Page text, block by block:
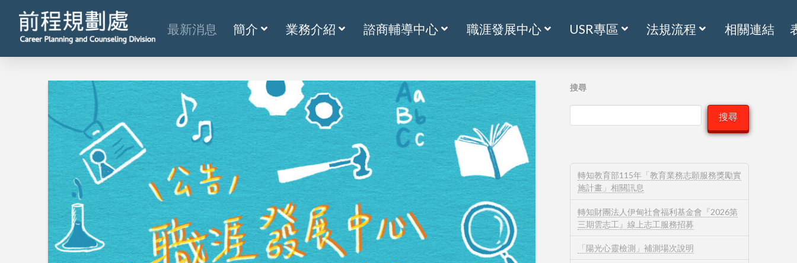
最新消息 簡介 業務介紹 諮商輔導中心 職涯發展中心 USR專區 法規流程 相關連結
搜尋
搜尋
轉知教育部115年「教育業務志願服務獎勵實
施計畫」相關訊息
轉知財團法人伊甸社會福利基金會『2026第
三期雲志工』線上志工服務招募
「陽光心靈檢測」補測場次說明